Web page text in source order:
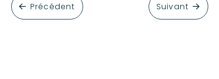
Précédent Suivant